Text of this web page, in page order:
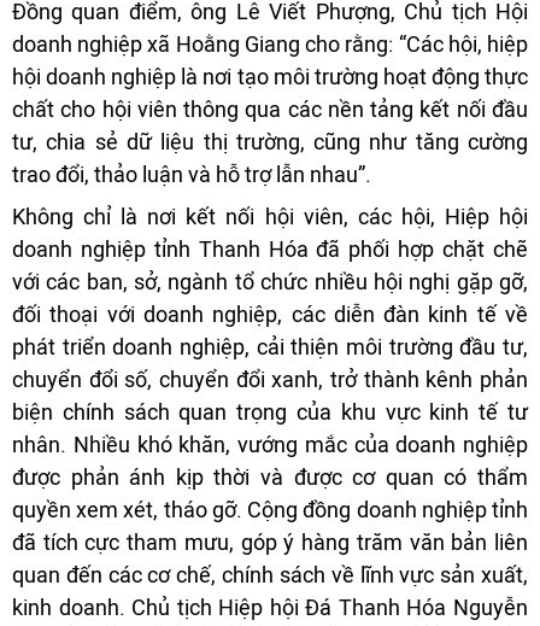
Đồng quan điểm, ông Lê Viết Phượng, Chủ tịch Hội
doanh nghiệp xã Hoằng Giang cho rằng: “Các hội, hiệp
hội doanh nghiệp là nơi tạo môi trường hoạt động thực
chất cho hội viên thông qua các nền tảng kết nối đầu
tư, chia sẻ dữ liệu thị trường, cũng như tăng cường
trao đổi, thảo luận và hỗ trợ lẫn nhau”.
Không chỉ là nơi kết nối hội viên, các hội, Hiệp hội
doanh nghiệp tỉnh Thanh Hóa đã phối hợp chặt chẽ
với các ban, sở, ngành tổ chức nhiều hội nghị gặp gỡ,
đối thoại với doanh nghiệp, các diễn đàn kinh tế về
phát triển doanh nghiệp, cải thiện môi trường đầu tư,
chuyển đổi số, chuyển đổi xanh, trở thành kênh phản
biện chính sách quan trọng của khu vực kinh tế tư
nhân. Nhiều khó khăn, vướng mắc của doanh nghiệp
được phản ánh kịp thời và được cơ quan có thẩm
quyền xem xét, tháo gỡ. Cộng đồng doanh nghiệp tỉnh
đã tích cực tham mưu, góp ý hàng trăm văn bản liên
quan đến các cơ chế, chính sách về lĩnh vực sản xuất,
kinh doanh. Chủ tịch Hiệp hội Đá Thanh Hóa Nguyễn